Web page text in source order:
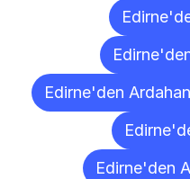
Edirne'den
Edirne'den